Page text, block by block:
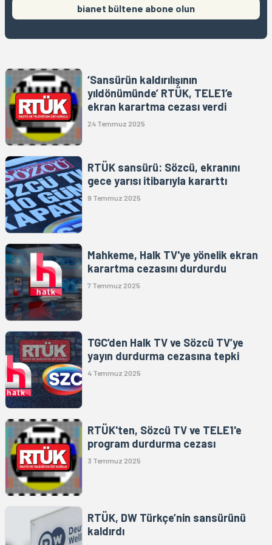
bianet bültene abone olun
‘Sansürün kaldırılışının
yıldönümünde’ RTÜK, TELE1’e
ekran karartma cezası verdi
24 Temmuz 2025
RTÜK sansürü: Sözcü, ekranını
gece yarısı itibarıyla kararttı
9 Temmuz 2025
Mahkeme, Halk TV'ye yönelik ekran
karartma cezasını durdurdu
7 Temmuz 2025
TGC’den Halk TV ve Sözcü TV’ye
yayın durdurma cezasına tepki
4 Temmuz 2025
RTÜK'ten, Sözcü TV ve TELE1'e
program durdurma cezası
3 Temmuz 2025
RTÜK, DW Türkçe’nin sansürünü
kaldırdı